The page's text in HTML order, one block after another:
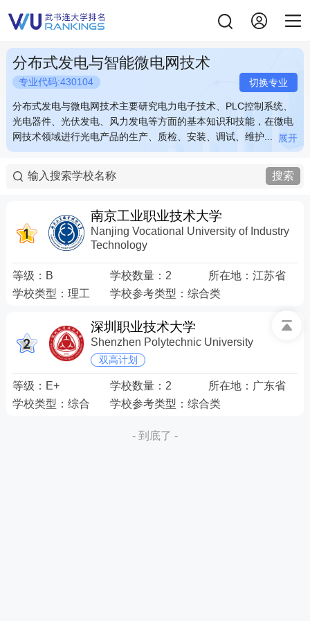
分布式发电与智能微电网技术
专业代码:430104 切换专业
分布式发电与微电网技术主要研究电力电子技术、PLC控制系统、
光电器件、光伏发电、风力发电等方面的基本知识和技能，在微电
网技术领域进行光电产品的生产、质检、安装、调试、维护...
分布式发电与微电网技术主要研究电力电子技术、PLC控制系统、
光电器件、光伏发电、风力发电等方面的基本知识和技能，在微电
网技术领域进行光电产品的生产、质检、安装、调试、维护以及光
池的生产与质检，风力发电、光伏发电、沼气发电技术的开发等。
关键词：太阳能电池 燃料电池 风力发电 微电网
展开
分布式发电与微电网技术主要研究电力电子技术、PLC控制系统、
光电器件、光伏发电、风力发电等方面的基本知识和技能，在微电
网技术领域进行光电产品的生产、质检、安装、调试、维护...
分布式发电与微电网技术主要研究电力电子技术、PLC控制系统、
光电器件、光伏发电、风力发电等方面的基本知识和技能，在微电
网技术领域进行光电产品的生产、质检、安装、调试、维护以及光
池的生产与质检，风力发电、光伏发电、沼气发电技术的开发等。
关键词：太阳能电池 燃料电池 风力发电 微电网
展开
搜索
南京工业职业技术大学
Nanjing Vocational University of Industry
Technology
等级： B 学校数量： 2 所在地： 江苏省
学校类型： 理工 学校参考类型：综合类
深圳职业技术大学
Shenzhen Polytechnic University
双高计划
等级： E+ 学校数量： 2 所在地： 广东省
学校类型： 综合 学校参考类型：综合类
- 到底了 -